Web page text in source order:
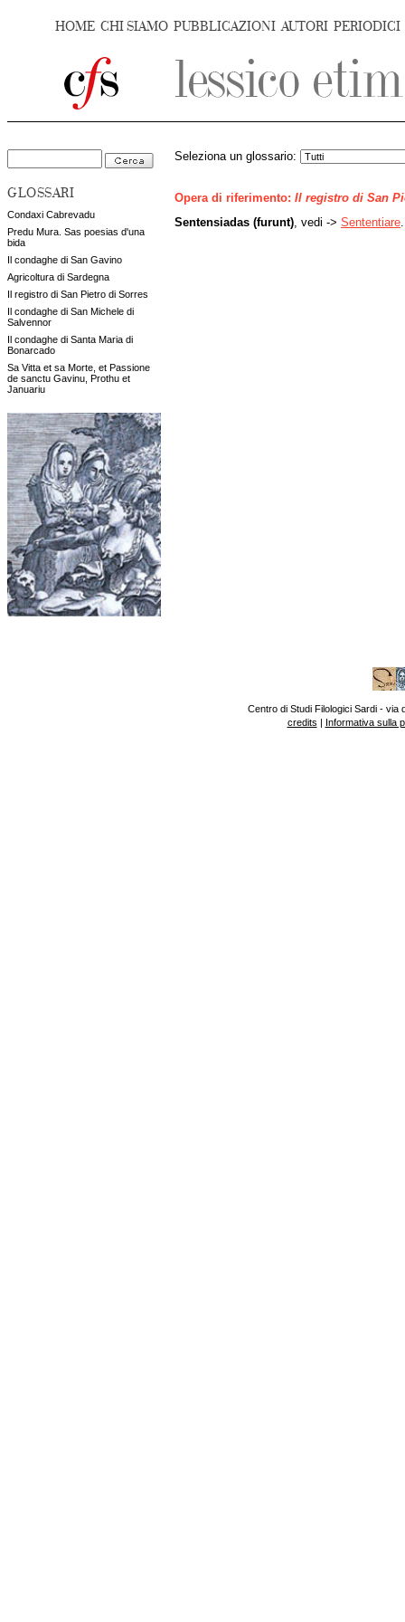
HOME CHI SIAMO PUBBLICAZIONI AUTORI PERIODICI
GLOSSARI
Condaxi Cabrevadu
Predu Mura. Sas poesias d'una
bida
Il condaghe di San Gavino
Agricoltura di Sardegna
Il registro di San Pietro di Sorres
Il condaghe di San Michele di
Salvennor
Il condaghe di Santa Maria di
Bonarcado
Sa Vitta et sa Morte, et Passione
de sanctu Gavinu, Prothu et
Januariu
Seleziona un glossario:
Opera di riferimento: Il registro di San
Sentensiadas (furunt) , vedi -> Sententiare
Centro di Studi Filologici Sardi - via
credits | Informativa sulla